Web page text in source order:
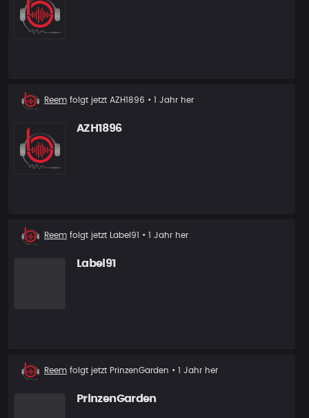
Neuer
Reem folgt jetzt AZH1896 • 1 Jahr her
AZH1896
Neuer
Reem folgt jetzt Label91 • 1 Jahr her
Label91
Neuer
Reem folgt jetzt PrinzenGarden • 1 Jahr her
PrinzenGarden